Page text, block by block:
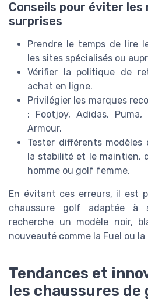
Conseils pour éviter les
surprises
Prendre le temps de lire
les sites spécialisés ou
Vérifier la politique de
achat en ligne.
Privilégier les marques
: Footjoy, Adidas, Puma,
Armour.
Tester différents
la stabilité et le maintien,
homme ou golf femme.
En évitant ces erreurs, il est
chaussure golf adaptée à
recherche un modèle noir,
nouveauté comme la Fuel ou la
Tendances et
les chaussures de